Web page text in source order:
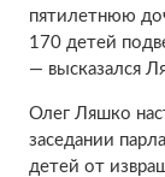
пятилетнюю
170 детей
— высказался
Олег Ляшко
заседании
детей от